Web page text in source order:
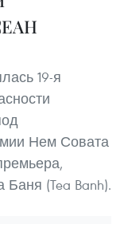
19-я
Нем Совата
(Tea Banh).